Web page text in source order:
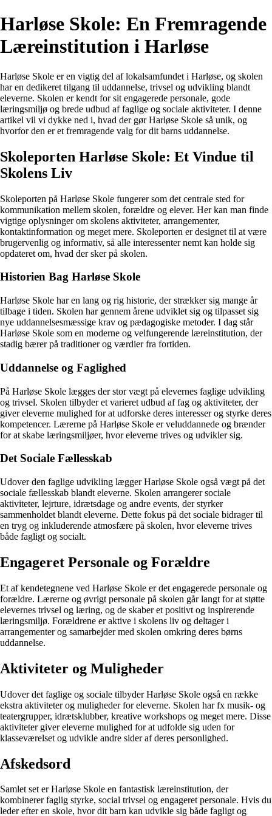
Harløse Skole: En Fremragende
Læreinstitution i Harløse
Harløse Skole er en vigtig del af lokalsamfundet i Harløse, og skolen
har en dedikeret tilgang til uddannelse, trivsel og udvikling blandt
eleverne. Skolen er kendt for sit engagerede personale, gode
læringsmiljø og brede udbud af faglige og sociale aktiviteter. I denne
artikel vil vi dykke ned i, hvad der gør Harløse Skole så unik, og
hvorfor den er et fremragende valg for dit barns uddannelse.
Skoleporten Harløse Skole: Et Vindue til
Skolens Liv
Skoleporten på Harløse Skole fungerer som det centrale sted for
kommunikation mellem skolen, forældre og elever. Her kan man finde
vigtige oplysninger om skolens aktiviteter, arrangementer,
kontaktinformation og meget mere. Skoleporten er designet til at være
brugervenlig og informativ, så alle interessenter nemt kan holde sig
opdateret om, hvad der sker på skolen.
Historien Bag Harløse Skole
Harløse Skole har en lang og rig historie, der strækker sig mange år
tilbage i tiden. Skolen har gennem årene udviklet sig og tilpasset sig
nye uddannelsesmæssige krav og pædagogiske metoder. I dag står
Harløse Skole som en moderne og velfungerende læreinstitution, der
stadig bærer på traditioner og værdier fra fortiden.
Uddannelse og Faglighed
På Harløse Skole lægges der stor vægt på elevernes faglige udvikling
og trivsel. Skolen tilbyder et varieret udbud af fag og aktiviteter, der
giver eleverne mulighed for at udforske deres interesser og styrke deres
kompetencer. Lærerne på Harløse Skole er veluddannede og brænder
for at skabe læringsmiljøer, hvor eleverne trives og udvikler sig.
Det Sociale Fællesskab
Udover den faglige udvikling lægger Harløse Skole også vægt på det
sociale fællesskab blandt eleverne. Skolen arrangerer sociale
aktiviteter, lejrture, idrætsdage og andre events, der styrker
sammenholdet blandt eleverne. Dette fokus på det sociale bidrager til
en tryg og inkluderende atmosfære på skolen, hvor eleverne trives
både fagligt og socialt.
Engageret Personale og Forældre
Et af kendetegnene ved Harløse Skole er det engagerede personale og
forældre. Lærerne og øvrigt personale på skolen går langt for at støtte
elevernes trivsel og læring, og de skaber et positivt og inspirerende
læringsmiljø. Forældrene er aktive i skolens liv og deltager i
arrangementer og samarbejder med skolen omkring deres børns
uddannelse.
Aktiviteter og Muligheder
Udover det faglige og sociale tilbyder Harløse Skole også en række
ekstra aktiviteter og muligheder for eleverne. Skolen har fx musik- og
teatergrupper, idrætsklubber, kreative workshops og meget mere. Disse
aktiviteter giver eleverne mulighed for at udfolde sig uden for
klasseværelset og udvikle andre sider af deres personlighed.
Afskedsord
Samlet set er Harløse Skole en fantastisk læreinstitution, der
kombinerer faglig styrke, social trivsel og engageret personale. Hvis du
leder efter en skole, hvor dit barn kan udvikle sig både fagligt og